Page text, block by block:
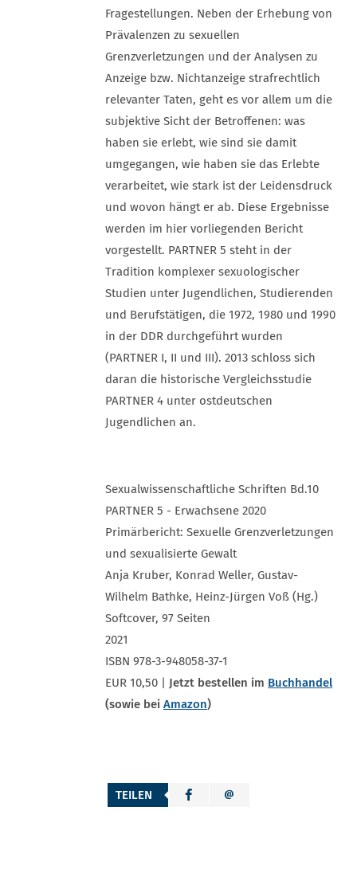
Fragestellungen. Neben der Erhebung von
Prävalenzen zu sexuellen
Grenzverletzungen und der Analysen zu
Anzeige bzw. Nichtanzeige strafrechtlich
relevanter Taten, geht es vor allem um die
subjektive Sicht der Betroffenen: was
haben sie erlebt, wie sind sie damit
umgegangen, wie haben sie das Erlebte
verarbeitet, wie stark ist der Leidensdruck
und wovon hängt er ab. Diese Ergebnisse
werden im hier vorliegenden Bericht
vorgestellt. PARTNER 5 steht in der
Tradition komplexer sexuologischer
Studien unter Jugendlichen, Studierenden
und Berufstätigen, die 1972, 1980 und 1990
in der DDR durchgeführt wurden
(PARTNER I, II und III). 2013 schloss sich
daran die historische Vergleichsstudie
PARTNER 4 unter ostdeutschen
Jugendlichen an.
Sexualwissenschaftliche Schriften Bd.10
PARTNER 5 - Erwachsene 2020
Primärbericht: Sexuelle Grenzverletzungen
und sexualisierte Gewalt
Anja Kruber, Konrad Weller, Gustav-
Wilhelm Bathke, Heinz-Jürgen Voß (Hg.)
Softcover, 97 Seiten
2021
ISBN 978-3-948058-37-1
EUR 10,50 | Jetzt bestellen im Buchhandel
(sowie bei Amazon)
TEILEN